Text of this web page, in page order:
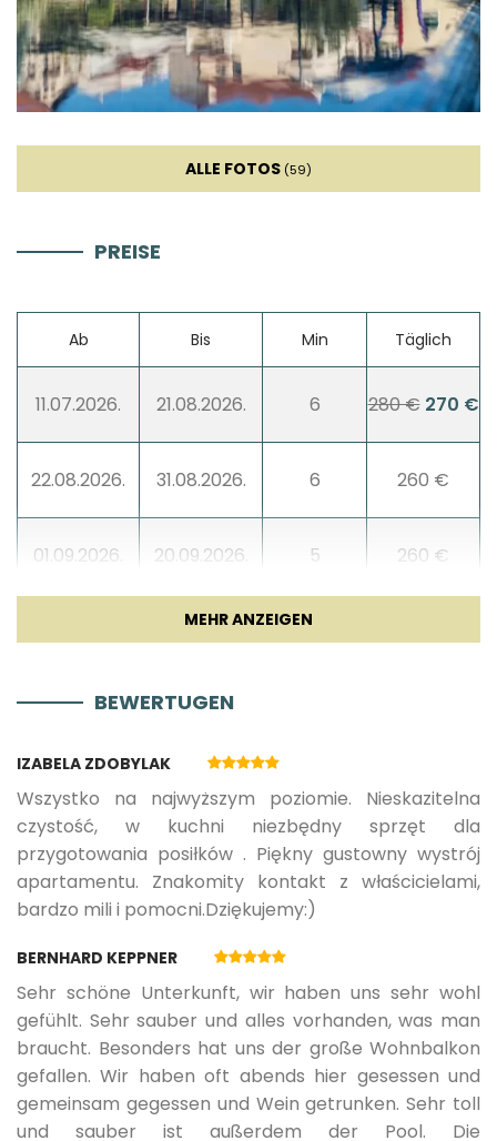
ALLE FOTOS (59)
PREISE
Ab Bis Min Täglich
11.07.2026. 21.08.2026. 6 280 € 270 €
22.08.2026. 31.08.2026. 6 260 €
01.09.2026. 20.09.2026. 5 260 €
BEWERTUGEN
IZABELA ZDOBYLAK
Wszystko na najwyższym poziomie. Nieskazitelna
czystość, w kuchni niezbędny sprzęt dla
przygotowania posiłków . Piękny gustowny wystrój
apartamentu. Znakomity kontakt z właścicielami,
bardzo mili i pomocni.Dziękujemy:)
BERNHARD KEPPNER
Sehr schöne Unterkunft, wir haben uns sehr wohl
gefühlt. Sehr sauber und alles vorhanden, was man
braucht. Besonders hat uns der große Wohnbalkon
gefallen. Wir haben oft abends hier gesessen und
gemeinsam gegessen und Wein getrunken. Sehr toll
und sauber ist außerdem der Pool. Die